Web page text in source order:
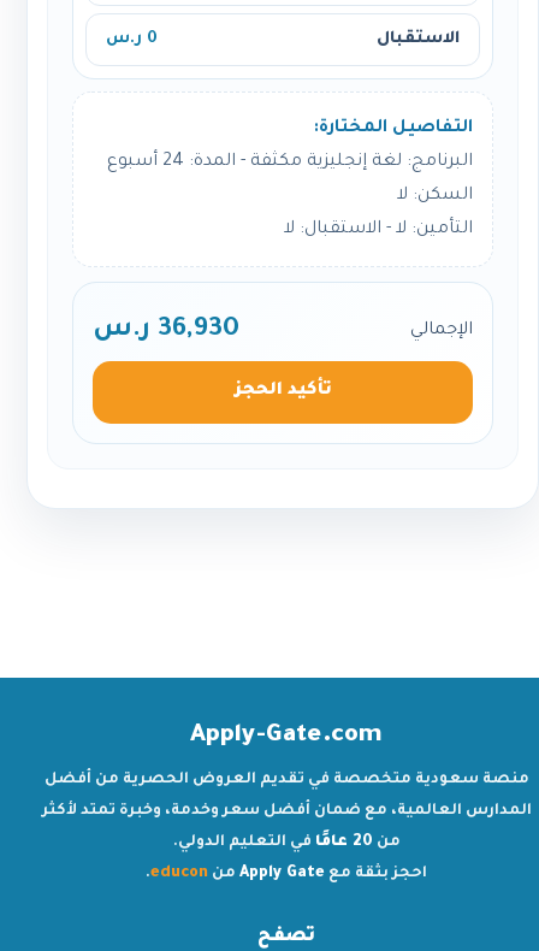
الاستقبال 0 ر.س
التفاصيل المختارة:
البرنامج: لغة إنجليزية مكثفة - المدة: 24 أسبوع
السكن: لا
التأمين: لا - الاستقبال: لا
الإجمالي 36,930 ر.س
تأكيد الحجز
Apply-Gate.com
منصة سعودية متخصصة في تقديم العروض الحصرية من أفضل
المدارس العالمية، مع ضمان أفضل سعر وخدمة، وخبرة تمتد لأكثر
من 20 عامًا
في التعليم الدولي.
احجز بثقة مع Apply Gate من educon
.
تصفح